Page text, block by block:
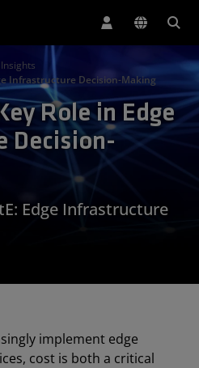
Infrastructure Decision-Making
Role in Edge
Decision-
Edge Infrastructure
implement edge
cost is both a critical